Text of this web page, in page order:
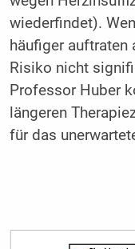
wiederfindet).
häufiger auftraten
Risiko nicht
Professor Huber
längeren
für das